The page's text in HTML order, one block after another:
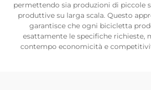
permettendo sia produzioni di piccole
produttive su larga scala. Questo
garantisce che ogni bicicletta
esattamente le specifiche richieste,
contempo economicità e